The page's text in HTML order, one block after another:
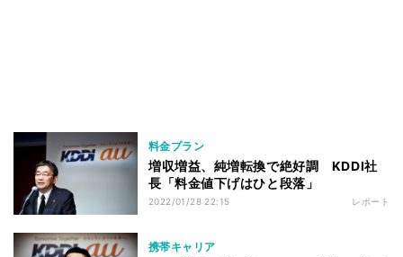
料金プラン
増収増益、純増転換で絶好調 KDDI社
長「料金値下げはひと段落」
2022/01/28 22:15 レポート
携帯キャリア